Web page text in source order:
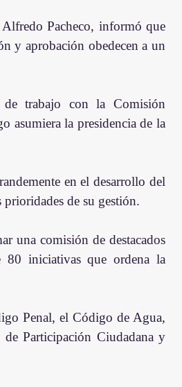
Pacheco, informó que
y aprobación obedecen a un
de trabajo con la Comisión
asumiera la presidencia de la
en el desarrollo del
de su gestión.
una comisión de destacados
iniciativas que ordena la
Penal, el Código de Agua,
Participación Ciudadana y